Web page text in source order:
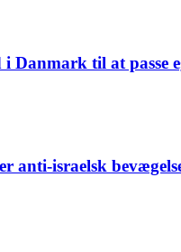
Danmark til at passe
anti-israelsk